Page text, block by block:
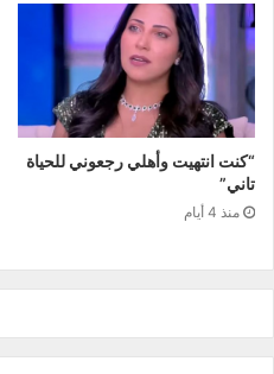
“كنت انتهيت وأهلي رجعوني للحياة
تاني”
منذ 4 أيام